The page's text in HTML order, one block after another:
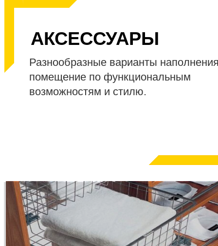
АКСЕССУАРЫ
Разнообразные варианты
помещение по функциональным
возможностям и стилю.